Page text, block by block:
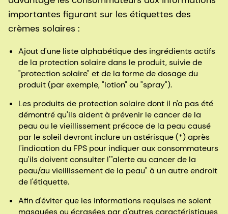
importantes figurant sur les étiquettes des
crèmes solaires :
Ajout d'une liste alphabétique des ingrédients actifs
de la protection solaire dans le produit, suivie de
"protection solaire" et de la forme de dosage du
produit (par exemple, "lotion" ou "spray").
Les produits de protection solaire dont il n'a pas été
démontré qu'ils aident à prévenir le cancer de la
peau ou le vieillissement précoce de la peau causé
par le soleil devront inclure un astérisque (*) après
l'indication du FPS pour indiquer aux consommateurs
qu'ils doivent consulter l'"alerte au cancer de la
peau/au vieillissement de la peau" à un autre endroit
de l'étiquette.
Afin d'éviter que les informations requises ne soient
masquées ou écrasées par d'autres caractéristiques